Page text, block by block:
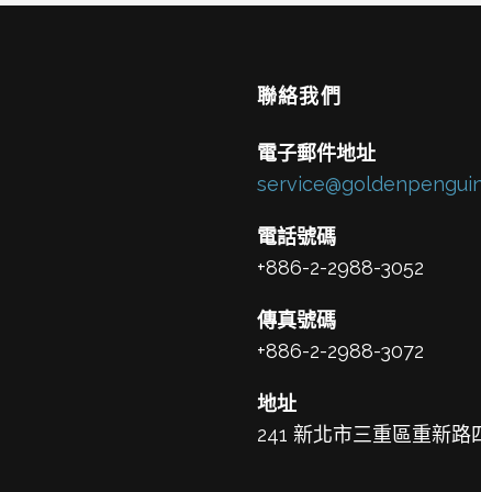
聯絡我們
電子郵件地址
電話號碼
+886-2-2988-3052
傳真號碼
+886-2-2988-3072
地址
241 新北市三重區重新路